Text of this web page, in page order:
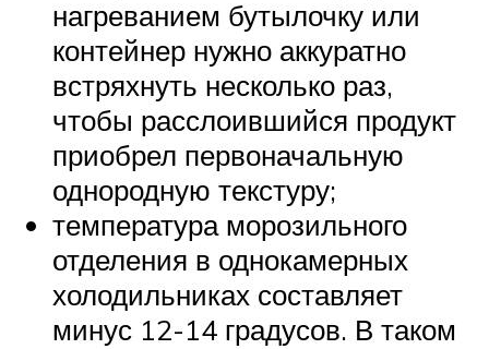
нагреванием бутылочку или
контейнер нужно аккуратно
встряхнуть несколько раз,
чтобы расслоившийся продукт
приобрел первоначальную
однородную текстуру;
температура морозильного
отделения в однокамерных
холодильниках составляет
минус 12-14 градусов. В таком